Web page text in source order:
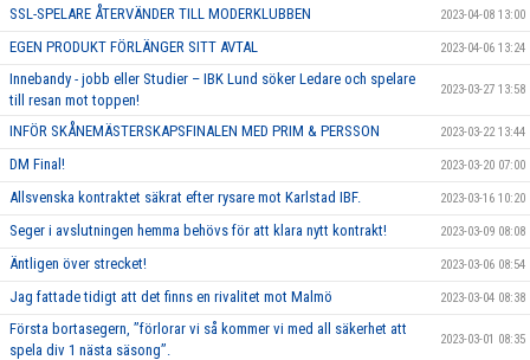
SSL-SPELARE ÅTERVÄNDER TILL MODERKLUBBEN 2023-04-08 13:00
EGEN PRODUKT FÖRLÄNGER SITT AVTAL 2023-04-06 13:24
Innebandy - jobb eller Studier – IBK Lund söker Ledare och spelare
till resan mot toppen!
2023-03-27 13:58
INFÖR SKÅNEMÄSTERSKAPSFINALEN MED PRIM & PERSSON 2023-03-22 13:44
DM Final! 2023-03-20 07:00
Allsvenska kontraktet säkrat efter rysare mot Karlstad IBF. 2023-03-16 10:20
Seger i avslutningen hemma behövs för att klara nytt kontrakt! 2023-03-09 08:08
Äntligen över strecket! 2023-03-06 08:54
Jag fattade tidigt att det finns en rivalitet mot Malmö 2023-03-04 08:38
Första bortasegern, ’’förlorar vi så kommer vi med all säkerhet att
spela div 1 nästa säsong’’.
2023-03-01 08:35